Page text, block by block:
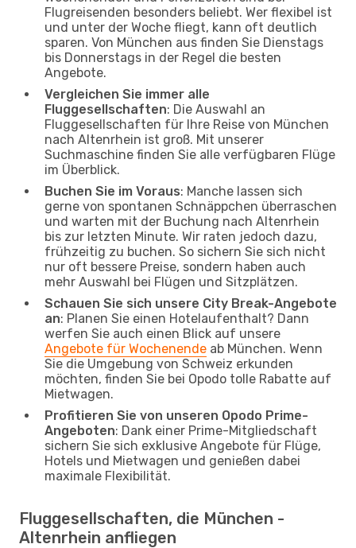
Flugreisenden besonders beliebt. Wer flexibel ist
und unter der Woche fliegt, kann oft deutlich
sparen. Von München aus finden Sie Dienstags
bis Donnerstags in der Regel die besten
Angebote.
Vergleichen Sie immer alle
Fluggesellschaften: Die Auswahl an
Fluggesellschaften für Ihre Reise von München
nach Altenrhein ist groß. Mit unserer
Suchmaschine finden Sie alle verfügbaren Flüge
im Überblick.
Buchen Sie im Voraus: Manche lassen sich
gerne von spontanen Schnäppchen überraschen
und warten mit der Buchung nach Altenrhein
bis zur letzten Minute. Wir raten jedoch dazu,
frühzeitig zu buchen. So sichern Sie sich nicht
nur oft bessere Preise, sondern haben auch
mehr Auswahl bei Flügen und Sitzplätzen.
Schauen Sie sich unsere City Break-Angebote
an: Planen Sie einen Hotelaufenthalt? Dann
werfen Sie auch einen Blick auf unsere
Angebote für Wochenende ab München. Wenn
Sie die Umgebung von Schweiz erkunden
möchten, finden Sie bei Opodo tolle Rabatte auf
Mietwagen.
Profitieren Sie von unseren Opodo Prime-
Angeboten: Dank einer Prime-Mitgliedschaft
sichern Sie sich exklusive Angebote für Flüge,
Hotels und Mietwagen und genießen dabei
maximale Flexibilität.
Fluggesellschaften, die München -
Altenrhein anfliegen